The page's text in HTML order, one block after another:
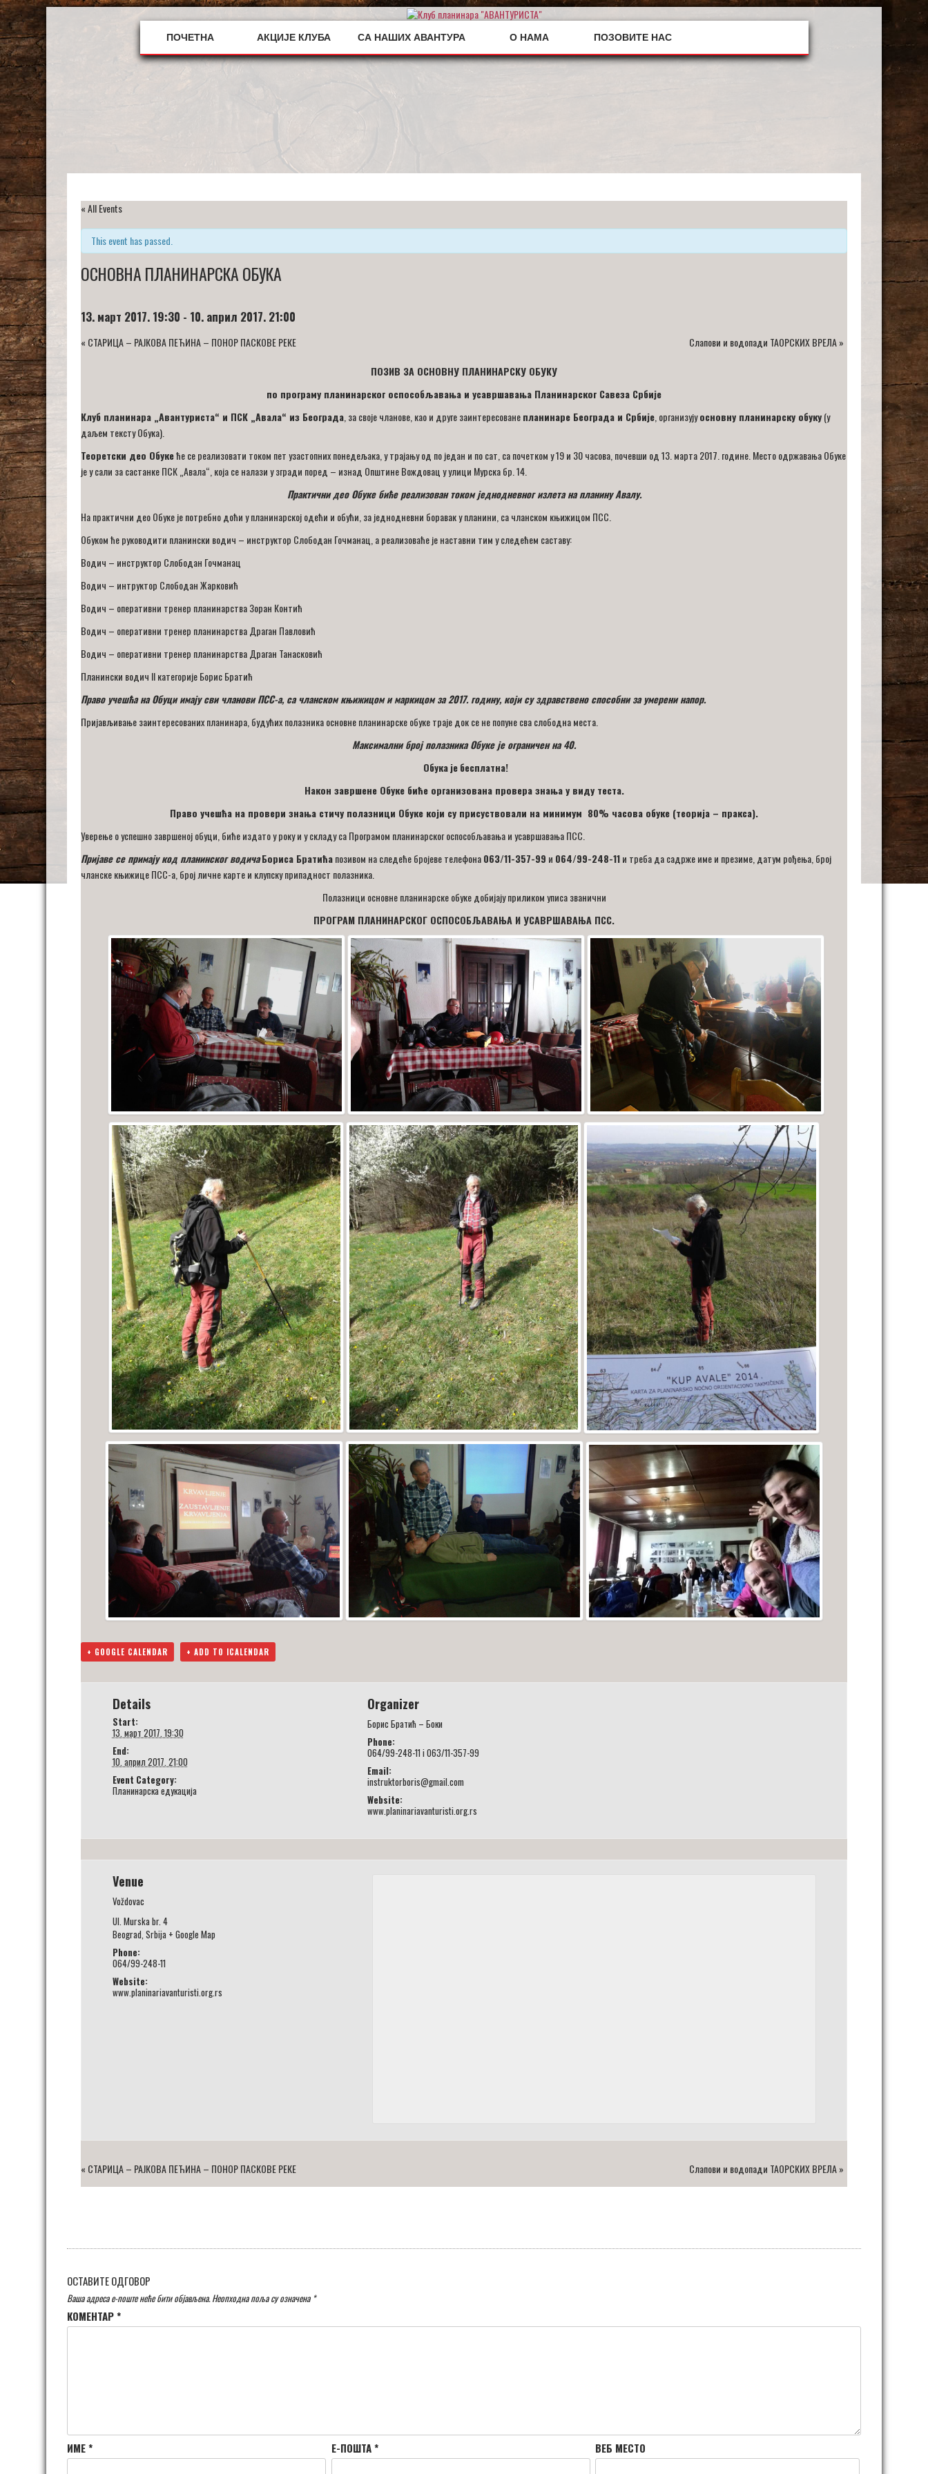
Skip
to
content
ПОЧЕТНА АКЦИЈЕ КЛУБА СА НАШИХ АВАНТУРА О НАМА ПОЗОВИТЕ НАС
« All Events
This event has passed.
ОСНОВНА ПЛАНИНАРСКА ОБУКА
13. март 2017. 19:30 - 10. април 2017. 21:00
« СТАРИЦА – РАЈКОВА ПЕЋИНА – ПОНОР ПАСКОВЕ РЕКЕ Слапови и водопади ТАОРСКИХ ВРЕЛА»
ПОЗИВ ЗА ОСНОВНУ ПЛАНИНАРСКУ ОБУКУ
по програму планинарског оспособљавања и усавршавања Планинарског Савеза Србије
Клуб планинара „Авантуриста“ и ПСК „Авала“ из Београда , за своје чланове, као и друге заинтересованепланинаре Београда и Србије , организујуосновну планинарску обуку(у
даљем тексту Обука).
Теоретски део Обукеће се реализовати током пет узастопних понедељака, у трајању од по један и по сат, са почетком у 19 и 30 часова, почевши од 13. мартa 2017. године. Место одржавања Обуке
је у сали за састанке ПСК „Авала“, која се налази у згради поред – изнад Општине Вождовац у улици Мурска бр. 14.
Практични део Обуке биће реализован током једнодневног излета на планину Авалу.
На практични део Обуке је потребно доћи у планинарској одећи и обући, за једнодневни боравак у планини, са чланском књижицом ПСС.
Обуком ће руководити планински водич – инструктор Слободан Гочманац, а реализоваће је наставни тим у следећем саставу:
Водич – инструктор Слободан Гочманац
Водич – интруктор Слободан Жарковић
Водич – оперативни тренер планинарства Зоран Контић
Водич – оперативни тренер планинарства Драган Павловић
Водич – оперативни тренер планинарства Драган Танасковић
Планински водич II категорије Борис Братић
Право учешћа на Обуци имају сви чланови ПСС-а, са чланском књижицом и маркицом за 2017. годину, који су здравствено способни за умерени напор.
Пријављивање заинтересованих планинара, будућих полазника основне планинарске обуке траје док се не попуне сва слободна места.
Максимални број полазника Обуке је ограничен на 40.
Обука је бесплатна!
Након завршене Обуке биће организована провера знања у виду теста.
Право учешћа на провери знања стичу полазници Обуке који су присуствовали на минимум 80% часова обуке (теорија – пракса).
Уверење о успешно завршеној обуци, биће издато у року и у складу са Програмом планинарског оспособљавања и усавршавања ПСС.
Пријаве се примају код планинског водичаБориса Братићапозивом на следеће бројеве телефона063/11-357-99 и 064/99-248-11и треба да садрже име и презиме, датум рођења, број
чланске књижице ПСС-а, број личне карте и клупску припадност полазника.
Полазници основне планинарске обуке добијају приликом уписа званични
ПРОГРАМ ПЛАНИНАРСКОГ ОСПОСОБЉАВАЊА И УСАВРШАВАЊА ПСС.
+ GOOGLE CALENDAR + ADD TO ICALENDAR
Details
Start:
13. март 2017. 19:30
End:
10. април 2017. 21:00
Event Category:
Планинарска едукација
Organizer
Борис Братић – Боки
Phone:
064/99-248-11 i 063/11-357-99
Email:
instruktorboris@gmail.com
Website:
www.planinariavanturisti.org.rs
Venue
Voždovac
Ul. Murska br. 4
Beograd, Srbija + Google Map
Phone:
064/99-248-11
Website:
www.planinariavanturisti.org.rs
« СТАРИЦА – РАЈКОВА ПЕЋИНА – ПОНОР ПАСКОВЕ РЕКЕ Слапови и водопади ТАОРСКИХ ВРЕЛА»
ОСТАВИТЕ ОДГОВОР
Ваша адреса е-поште неће бити објављена.Неопходна поља су означена *
КОМЕНТАР*
ИМЕ* Е-ПОШТА* ВЕБ МЕСТО